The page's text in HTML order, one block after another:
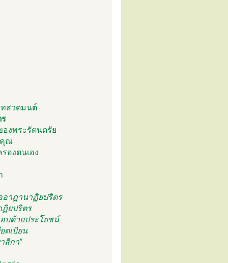
สวดมนต์
งพระรัตนตรัย
คุณ
องตนเอง
อาฏานาฏิยปริตร
ฏิยปริตร
บด้วยประโยชน์
ดเบียน
สิกา”